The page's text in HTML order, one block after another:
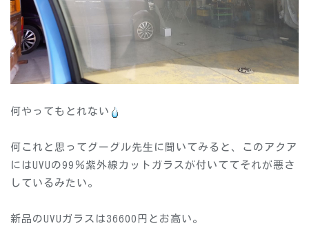
何やってもとれない
何これと思ってグーグル先生に聞いてみると、このアクア
にはUVUの99％紫外線カットガラスが付いててそれが悪さ
しているみたい。
新品のUVUガラスは36600円とお高い。